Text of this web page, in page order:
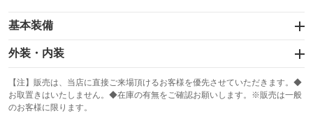
基本装備
エアバッグ：運転席/助手席/サイド
：装備あり
：装備あり
サンルーフ
：装備あり ABS
外装・内装
カーナビ：メモリーナビ他
：装備あり
TV：フルセグ
：装備あり
【注】販売は、当店に直接ご来場頂けるお客様を優先させていただきます。◆
お取置きはいたしません。◆在庫の有無をご確認お願いします。※販売は一般
のお客様に限ります。